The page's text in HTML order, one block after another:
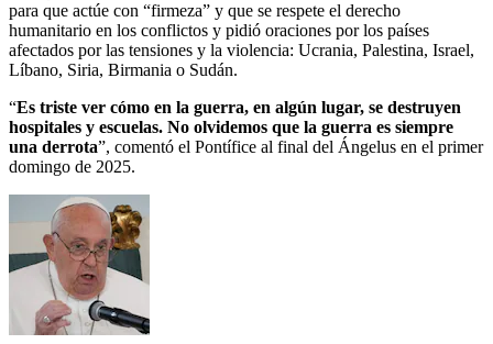
para que actúe con “firmeza” y que se respete el derecho
humanitario en los conflictos y pidió oraciones por los países
afectados por las tensiones y la violencia: Ucrania, Palestina, Israel,
Líbano, Siria, Birmania o Sudán.
“Es triste ver cómo en la guerra, en algún lugar, se destruyen
hospitales y escuelas. No olvidemos que la guerra es siempre
una derrota”, comentó el Pontífice al final del Ángelus en el primer
domingo de 2025.